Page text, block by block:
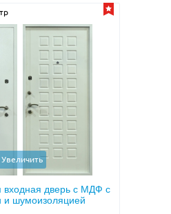
Увеличить
входная дверь с МДФ с
и шумоизоляцией